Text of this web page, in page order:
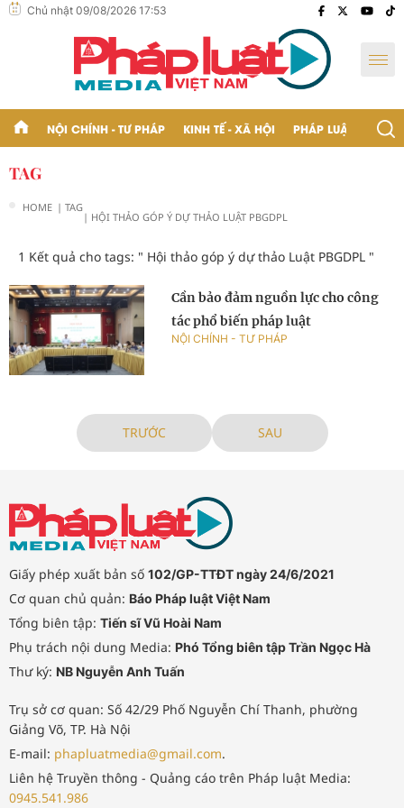
Chủ nhật 09/08/2026 17:53
NỘI CHÍNH - TƯ PHÁP KINH TẾ - XÃ HỘI PHÁP LUẬT - BẠN
TAG
HOME | TAG
| HỘI THẢO GÓP Ý DỰ THẢO LUẬT PBGDPL
1 Kết quả cho tags: " Hội thảo góp ý dự thảo Luật PBGDPL "
Cần bảo đảm nguồn lực cho công
tác phổ biến pháp luật
NỘI CHÍNH - TƯ PHÁP
TRƯỚC SAU
Giấy phép xuất bản số 102/GP-TTĐT ngày 24/6/2021
Cơ quan chủ quản: Báo Pháp luật Việt Nam
Tổng biên tập: Tiến sĩ Vũ Hoài Nam
Phụ trách nội dung Media: Phó Tổng biên tập Trần Ngọc Hà
Thư ký: NB Nguyễn Anh Tuấn
Trụ sở cơ quan: Số 42/29 Phố Nguyễn Chí Thanh, phường
Giảng Võ, TP. Hà Nội
E-mail: phapluatmedia@gmail.com.
Liên hệ Truyền thông - Quảng cáo trên Pháp luật Media:
0945.541.986